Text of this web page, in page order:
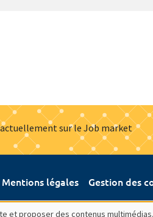
sur le Job market
Mentions légales Gestion des
proposer des contenus